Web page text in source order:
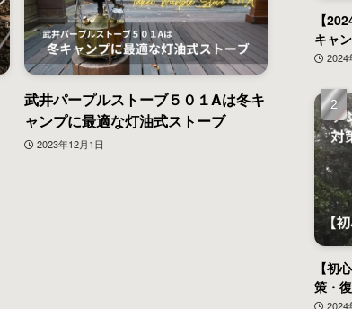
武井パープルストーブ５０１Aは冬キ
ャンプに最適な灯油式ストーブ
2023年12月1日
【
キャ
2024
【初
策・
2024